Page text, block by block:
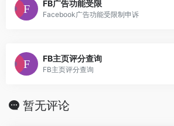
FB广告功能受限
Facebook广告功能受限制申诉
FB主页评分查询
FB主页评分查询
暂无评论